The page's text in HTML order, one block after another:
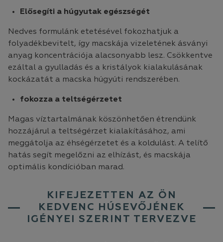
Elősegíti a húgyutak egészségét
Nedves formulánk etetésével fokozhatjuk a
folyadékbevitelt, így macskája vizeletének ásványi
anyag koncentrációja alacsonyabb lesz. Csökkentve
ezáltal a gyulladás és a kristályok kialakulásának
kockázatát a macska húgyúti rendszerében.
fokozza a teltségérzetet
Magas víztartalmának köszönhetően étrendünk
hozzájárul a teltségérzet kialakításához, ami
meggátolja az éhségérzetet és a koldulást. A telítő
hatás segít megelőzni az elhízást, és macskája
optimális kondícióban marad.
KIFEJEZETTEN AZ ÖN
KEDVENC HÚSEVŐJÉNEK
IGÉNYEI SZERINT TERVEZVE